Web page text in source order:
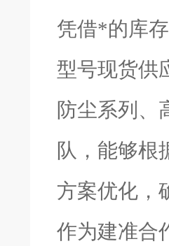
凭借*的库
型号现货供
防尘系列、
队，能够根
方案优化，
作为建准合